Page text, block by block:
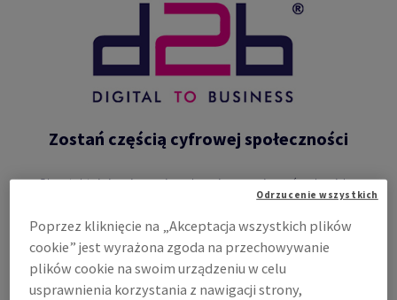
Zostań częścią cyfrowej społeczności
Skontaktuj się z innymi osobami ze swojego środowiska.
Podziel się pomysłami i najlepszymi praktykami, aby
rozwijać swój biznes.
Poprzez kliknięcie na „Akceptacja wszystkich plików
cookie” jest wyrażona zgoda na przechowywanie
plików cookie na swoim urządzeniu w celu
usprawnienia korzystania z nawigacji strony,
Odrzucenie wszystkich